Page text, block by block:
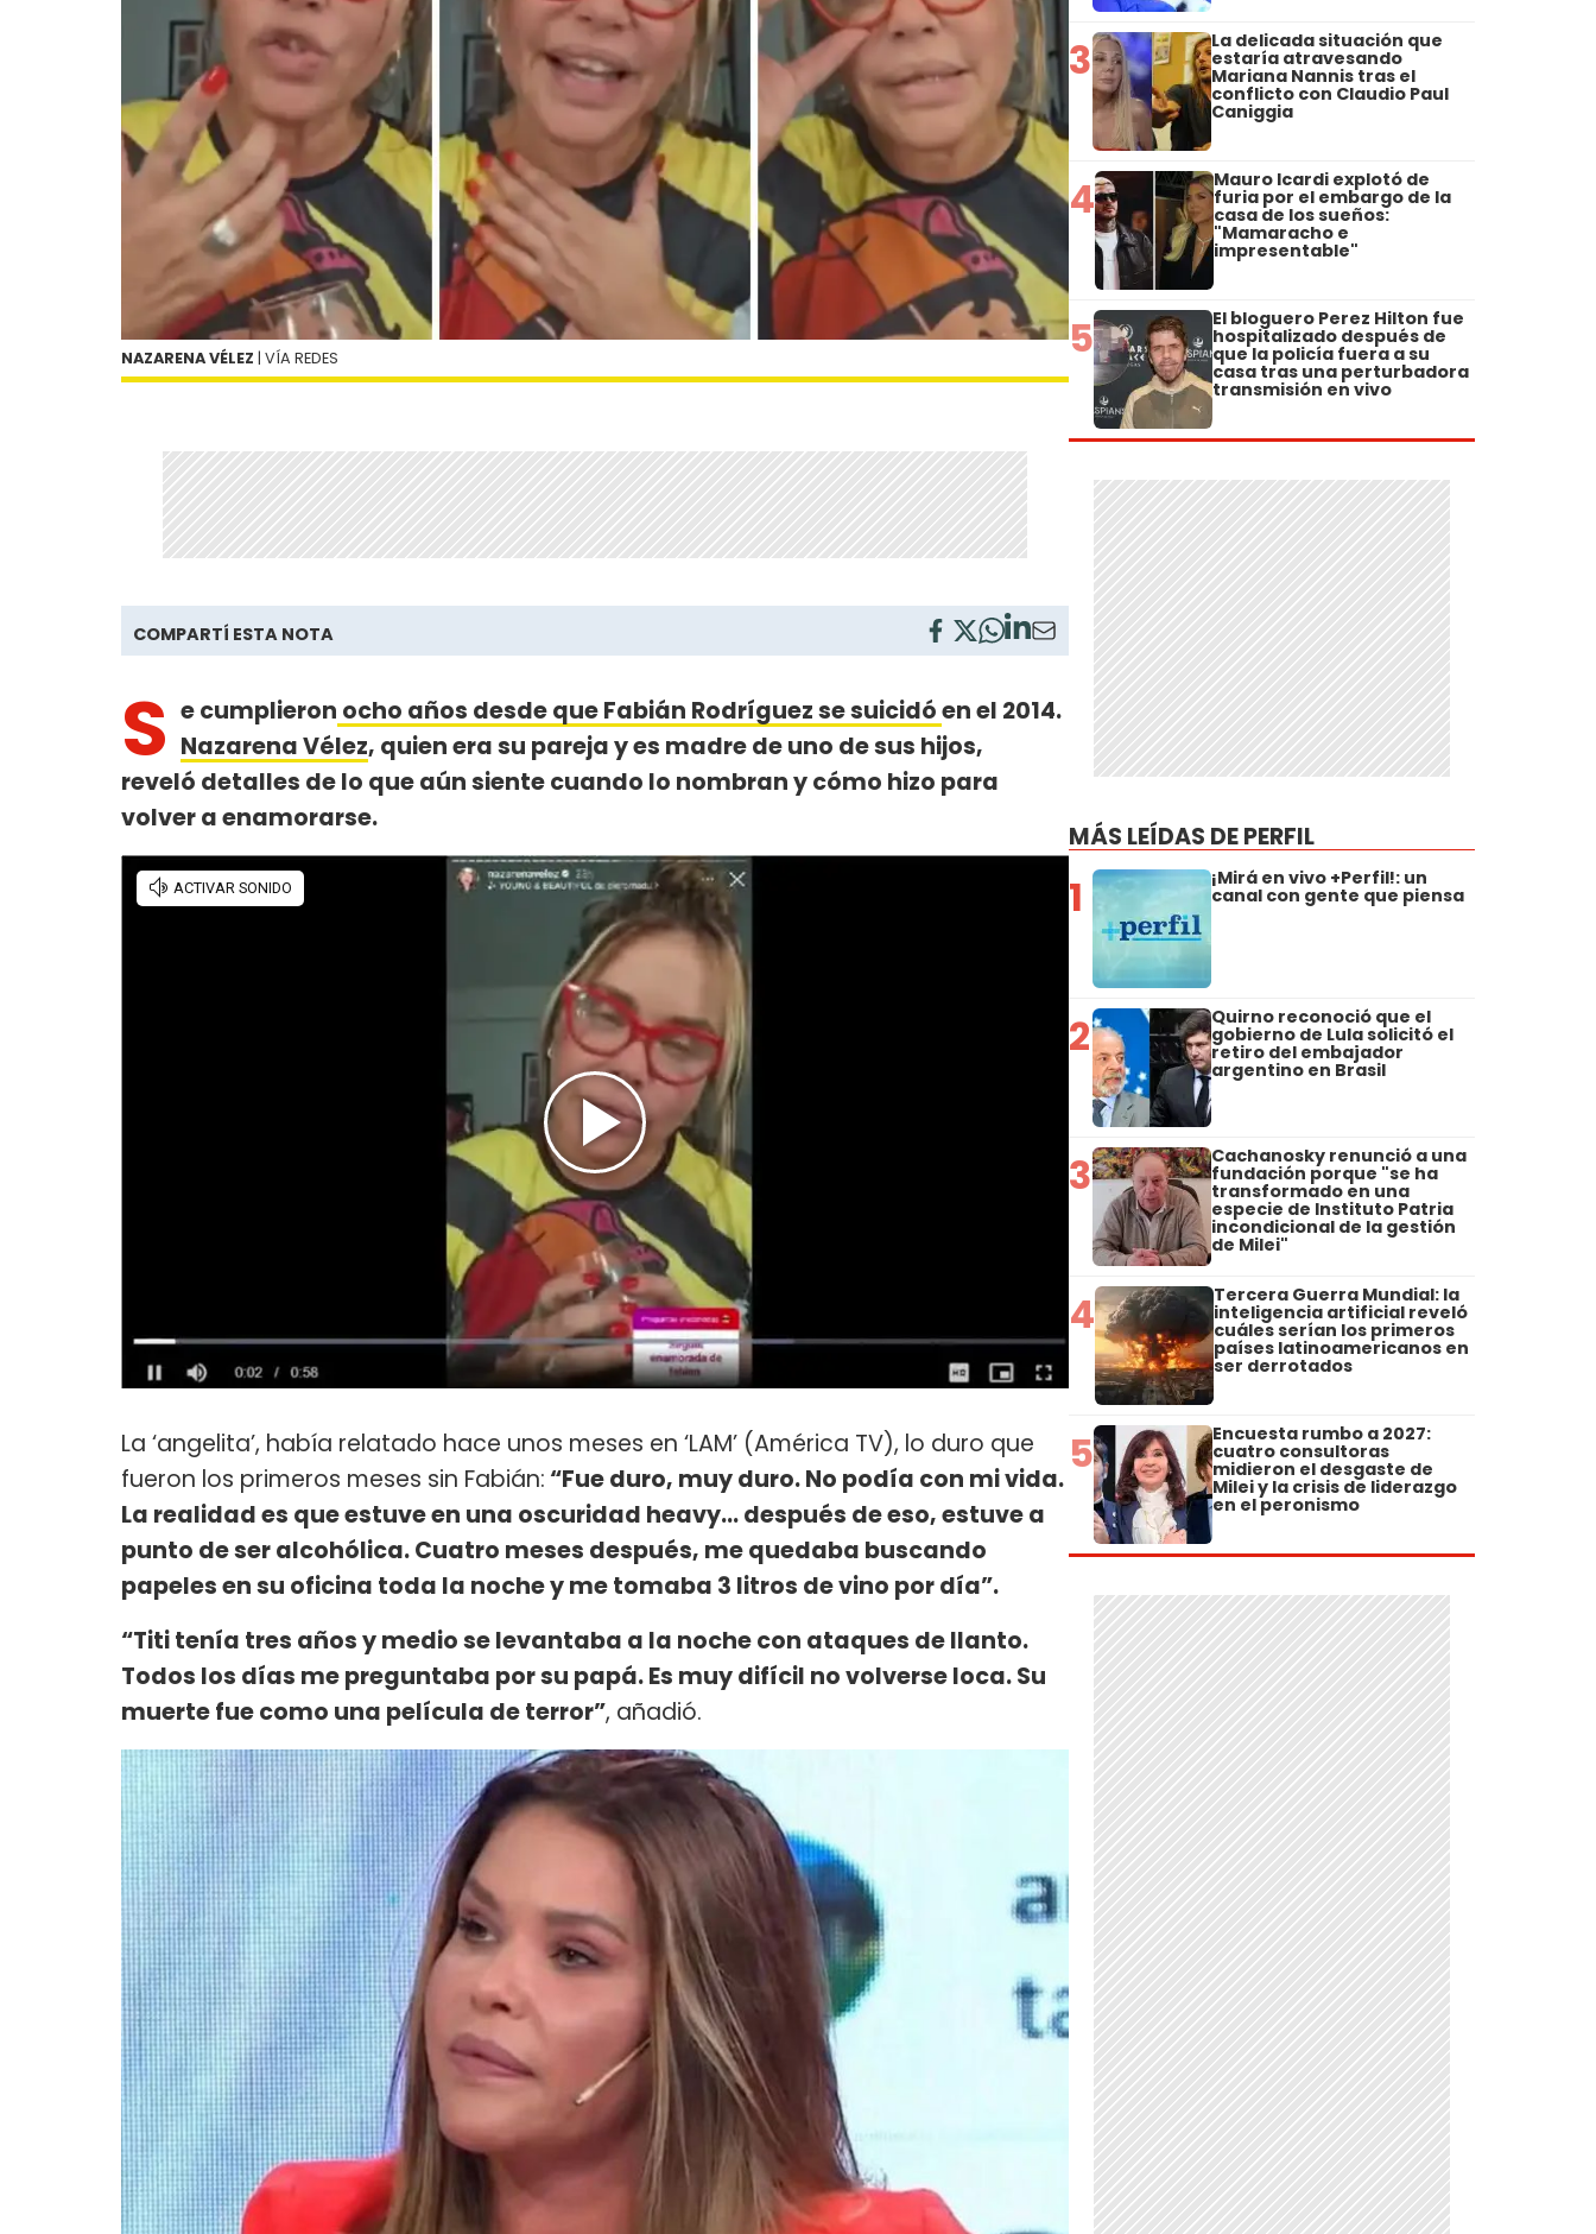
NAZARENA VÉLEZ | VÍA REDES
COMPARTÍ ESTA NOTA
S e cumplieron ocho años desde que Fabián Rodríguez se suicidóen el 2014.
Nazarena Vélez, quien era su pareja y es madre de uno de sus hijos,
reveló detalles de lo que aún siente cuando lo nombran y cómo hizo para
volver a enamorarse.
La ‘angelita’, había relatado hace unos meses en ‘LAM’ (América TV), lo duro que
fueron los primeros meses sin Fabián: “Fue duro, muy duro. No podía con mi vida.
La realidad es que estuve en una oscuridad heavy... después de eso, estuve a
punto de ser alcohólica. Cuatro meses después, me quedaba buscando
papeles en su oficina toda la noche y me tomaba 3 litros de vino por día”.
“Titi tenía tres años y medio se levantaba a la noche con ataques de llanto.
Todos los días me preguntaba por su papá. Es muy difícil no volverse loca. Su
muerte fue como una película de terror”, añadió.
3 La delicada situación que
estaría atravesando
Mariana Nannis tras el
conflicto con Claudio Paul
Caniggia
4 Mauro Icardi explotó de
furia por el embargo de la
casa de los sueños:
"Mamaracho e
impresentable"
5 El bloguero Perez Hilton fue
hospitalizado después de
que la policía fuera a su
casa tras una perturbadora
transmisión en vivo
MÁS LEÍDAS DE PERFIL
1 ¡Mirá en vivo +Perfil!: un
canal con gente que piensa
2 Quirno reconoció que el
gobierno de Lula solicitó el
retiro del embajador
argentino en Brasil
3 Cachanosky renunció a una
fundación porque "se ha
transformado en una
especie de Instituto Patria
incondicional de la gestión
de Milei"
4 Tercera Guerra Mundial: la
inteligencia artificial reveló
cuáles serían los primeros
países latinoamericanos en
ser derrotados
5 Encuesta rumbo a 2027:
cuatro consultoras
midieron el desgaste de
Milei y la crisis de liderazgo
en el peronismo